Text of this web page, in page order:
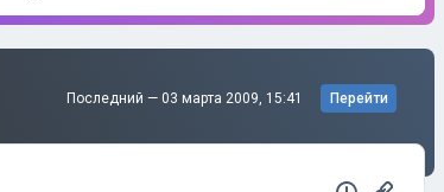
Последний — 03 марта 2009, 15:41 Перейти